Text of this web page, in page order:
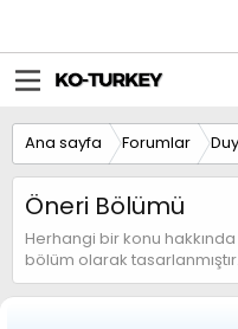
Ana sayfa Forumlar
Öneri Bölümü
Herhangi bir konu
bölüm olarak tasarlanmıştır.